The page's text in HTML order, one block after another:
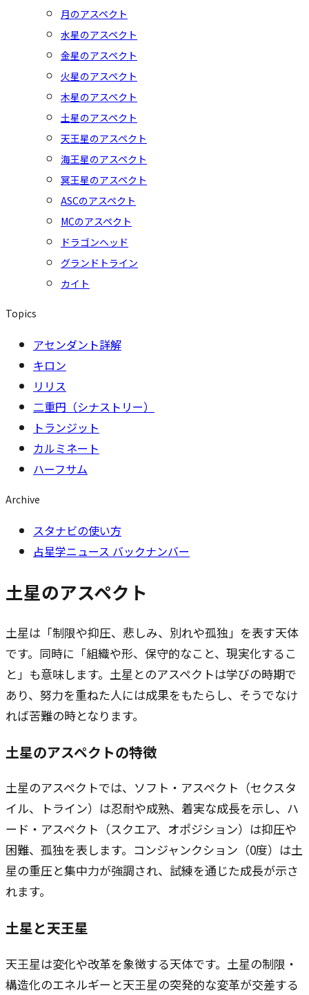
月のアスペクト
水星のアスペクト
金星のアスペクト
火星のアスペクト
木星のアスペクト
土星のアスペクト
天王星のアスペクト
海王星のアスペクト
冥王星のアスペクト
ASCのアスペクト
MCのアスペクト
ドラゴンヘッド
グランドトライン
カイト
Topics
アセンダント詳解
キロン
リリス
二重円（シナストリー）
トランジット
カルミネート
ハーフサム
Archive
スタナビの使い方
占星学ニュース バックナンバー
土星のアスペクト
土星は「制限や抑圧、悲しみ、別れや孤独」を表す天体
です。同時に「組織や形、保守的なこと、現実化するこ
と」も意味します。土星とのアスペクトは学びの時期で
あり、努力を重ねた人には成果をもたらし、そうでなけ
れば苦難の時となります。
土星のアスペクトの特徴
土星のアスペクトでは、ソフト・アスペクト（セクスタ
イル、トライン）は忍耐や成熟、着実な成長を示し、ハ
ード・アスペクト（スクエア、オポジション）は抑圧や
困難、孤独を表します。コンジャンクション（0度）は土
星の重圧と集中力が強調され、試練を通じた成長が示さ
れます。
土星と天王星
天王星は変化や改革を象徴する天体です。土星の制限・
構造化のエネルギーと天王星の突発的な変革が交差する